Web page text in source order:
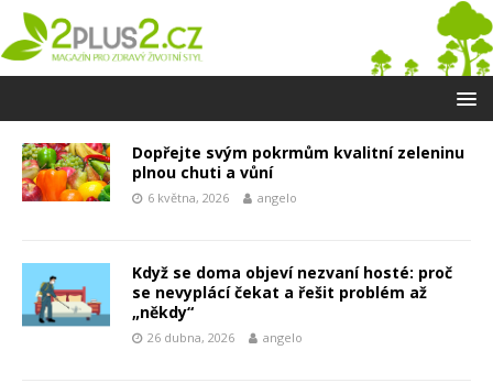
Dopřejte svým pokrmům kvalitní zeleninu
plnou chuti a vůní
6 května, 2026 angelo
Když se doma objeví nezvaní hosté: proč
se nevyplácí čekat a řešit problém až
„někdy“
26 dubna, 2026 angelo